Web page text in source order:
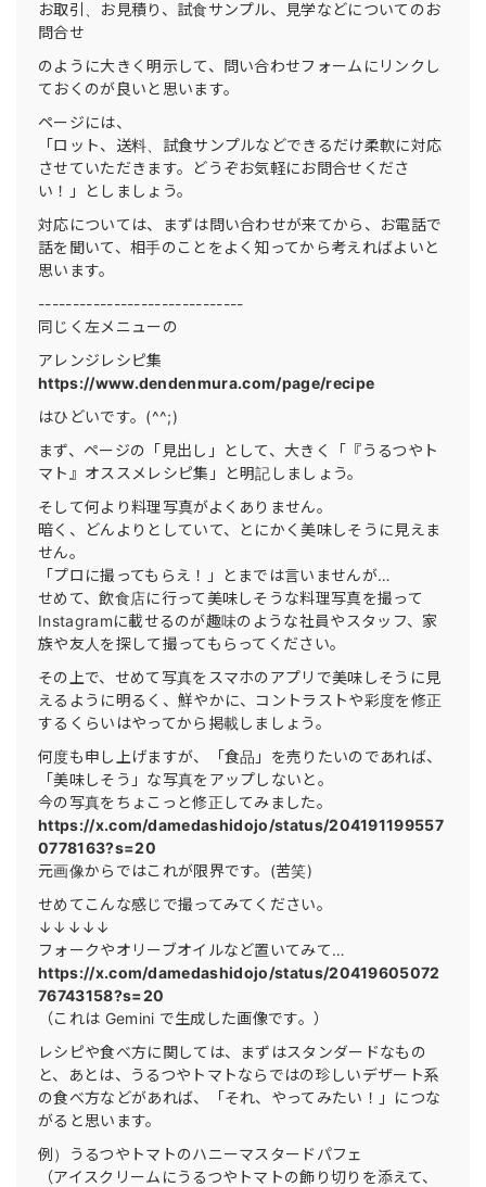
お取引、お見積り、試食サンプル、見学などについてのお
問合せ
のように大きく明示して、問い合わせフォームにリンクし
ておくのが良いと思います。
ページには、
「ロット、送料、試食サンプルなどできるだけ柔軟に対応
させていただきます。どうぞお気軽にお問合せくださ
い！」としましょう。
対応については、まずは問い合わせが来てから、お電話で
話を聞いて、相手のことをよく知ってから考えればよいと
思います。
------------------------------
同じく左メニューの
アレンジレシピ集
https://www.dendenmura.com/page/recipe
はひどいです。(^^;)
まず、ページの「見出し」として、大きく「『うるつやト
マト』オススメレシピ集」と明記しましょう。
そして何より料理写真がよくありません。
暗く、どんよりとしていて、とにかく美味しそうに見えま
せん。
「プロに撮ってもらえ！」とまでは言いませんが…
せめて、飲食店に行って美味しそうな料理写真を撮って
Instagramに載せるのが趣味のような社員やスタッフ、家
族や友人を探して撮ってもらってください。
その上で、せめて写真をスマホのアプリで美味しそうに見
えるように明るく、鮮やかに、コントラストや彩度を修正
するくらいはやってから掲載しましょう。
何度も申し上げますが、「食品」を売りたいのであれば、
「美味しそう」な写真をアップしないと。
今の写真をちょこっと修正してみました。
https://x.com/damedashidojo/status/204191199557
0778163?s=20
元画像からではこれが限界です。(苦笑)
せめてこんな感じで撮ってみてください。
↓↓↓↓↓
フォークやオリーブオイルなど置いてみて…
https://x.com/damedashidojo/status/20419605072
76743158?s=20
（これは Gemini で生成した画像です。）
レシピや食べ方に関しては、まずはスタンダードなもの
と、あとは、うるつやトマトならではの珍しいデザート系
の食べ方などがあれば、「それ、やってみたい！」につな
がると思います。
例）うるつやトマトのハニーマスタードパフェ
（アイスクリームにうるつやトマトの飾り切りを添えて、